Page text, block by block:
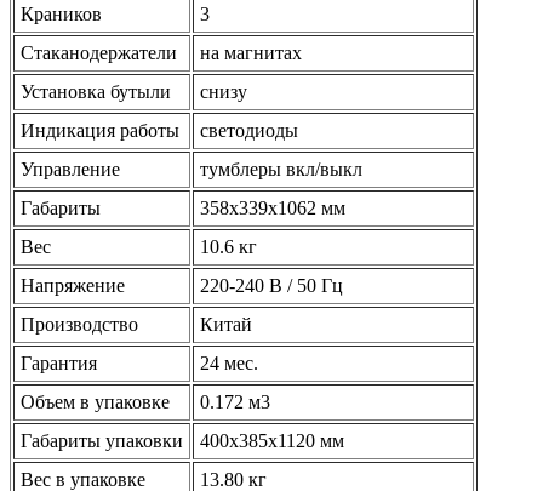
Краников
3
Стаканодержатели
на магнитах
Установка бутыли
снизу
Индикация работы
светодиоды
Управление
тумблеры вкл/выкл
Габариты
358x339x1062 мм
Вес
10.6 кг
Напряжение
220-240 В / 50 Гц
Производство
Китай
Гарантия
24 мес.
Объем в упаковке
0.172 м3
Габариты упаковки
400х385х1120 мм
Вес в упаковке
13.80 кг